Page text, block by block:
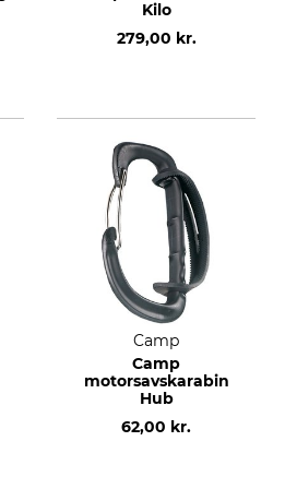
Kilo
279,00 kr.
Camp
Camp
motorsavskarabin
Hub
62,00 kr.